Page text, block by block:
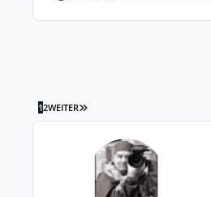
12WEITER LETZTE SEITE